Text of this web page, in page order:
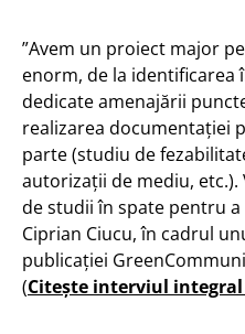
”Avem un proiect major
enorm, de la identificarea
dedicate amenajării
realizarea documentației
parte (studiu de
autorizații de mediu,
de studii în spate pentru
Ciprian Ciucu, în cadrul
publicației
(Citește interviul